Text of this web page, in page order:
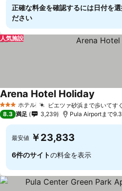
正確な料金を確認するには日付を選
ださい
人気施設
3 ホテルのランク
ホテル ビエツァ砂浜まで歩いてす
Arena Hotel Holiday
8.3 満足 3,239 Pula Airportまで
最安値 ￥23,833
6件のサイトの料金を表示